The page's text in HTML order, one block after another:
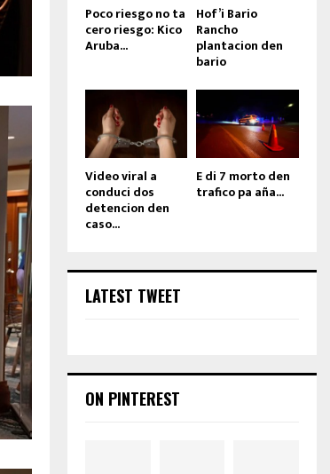
Poco riesgo no ta
cero riesgo: Kico
Aruba...
Hof’i Bario
Rancho
plantacion den
bario
Video viral a
conduci dos
detencion den
caso...
E di 7 morto den
trafico pa aña...
LATEST TWEET
ON PINTEREST